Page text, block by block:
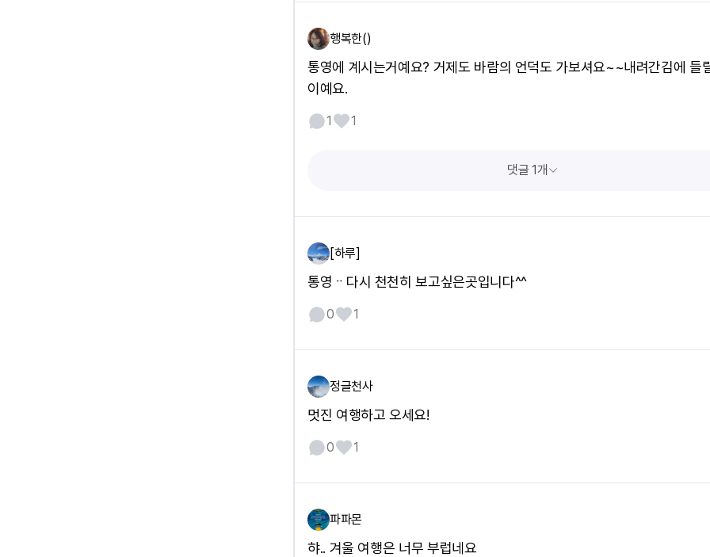
행복한()
통영에 계시는거예요? 거제도 바람의 언덕도 가보셔요~~내려간김에 들
이예요.
1 1
댓글 1개
[하루]
통영ᆢ다시 천천히 보고싶은곳입니다^^
0 1
정글천사
멋진 여행하고 오세요!
0 1
파파몬
햐.. 겨울 여행은 너무 부럽네요